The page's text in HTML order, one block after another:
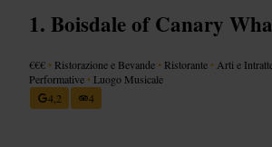
Boisdale of Canary
€€€ • Ristorazione e Bevande • Ristorante • Arti e
Performative • Luogo Musicale
4,2
4